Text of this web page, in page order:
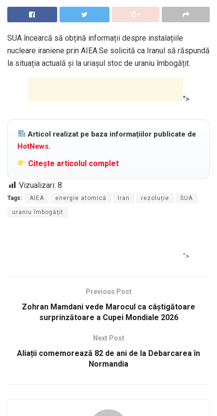
SUA încearcă să obțină informații despre instalațiile
nucleare iraniene prin AIEA.Se solicită ca Iranul să răspundă
la situația actuală și la uriașul stoc de uraniu îmbogățit.
">
Articol realizat pe baza informațiilor publicate de
HotNews.
Citește articolul complet
Vizualizari: 8
Tags: AIEA energie atomică Iran rezoluție SUA
uraniu îmbogățit
">
Previous Post
Zohran Mamdani vede Marocul ca câștigătoare
surprinzătoare a Cupei Mondiale 2026
Next Post
Aliații comemorează 82 de ani de la Debarcarea în
Normandia